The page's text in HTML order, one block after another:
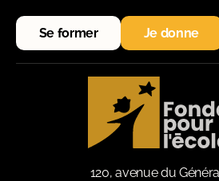
Se former Je donne
120, avenue du